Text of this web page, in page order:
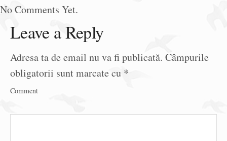
No Comments Yet.
Leave a Reply
Adresa ta de email nu va fi publicată. Câmpurile
obligatorii sunt marcate cu *
Comment